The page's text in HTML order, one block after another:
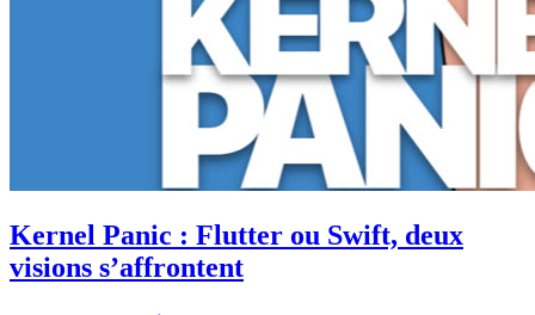
Kernel Panic : Flutter ou Swift, deux
visions s’affrontent